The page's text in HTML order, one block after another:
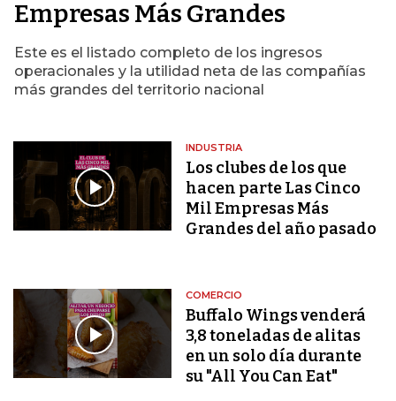
Empresas Más Grandes
Este es el listado completo de los ingresos
operacionales y la utilidad neta de las compañías
más grandes del territorio nacional
INDUSTRIA
Los clubes de los que
hacen parte Las Cinco
Mil Empresas Más
Grandes del año pasado
COMERCIO
Buffalo Wings venderá
3,8 toneladas de alitas
en un solo día durante
su "All You Can Eat"